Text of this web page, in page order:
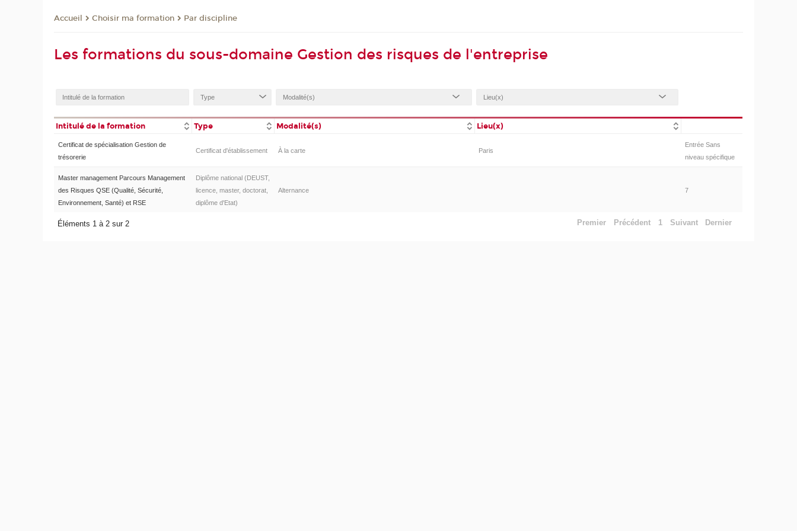
Accueil Choisir ma formation Par discipline
Les formations du sous-domaine Gestion des risques de l'entreprise
Intitulé de la formation Type Modalité(s) Lieu(x)
Certificat de spécialisation Gestion de
trésorerie
Certificat d'établissement À la carte Paris
Entrée Sans
niveau spécifique
Master management Parcours Management
des Risques QSE (Qualité, Sécurité,
Environnement, Santé) et RSE
Diplôme national (DEUST,
licence, master, doctorat,
diplôme d'Etat)
Alternance 7
Éléments 1 à 2 sur 2 Premier Précédent 1 Suivant Dernier